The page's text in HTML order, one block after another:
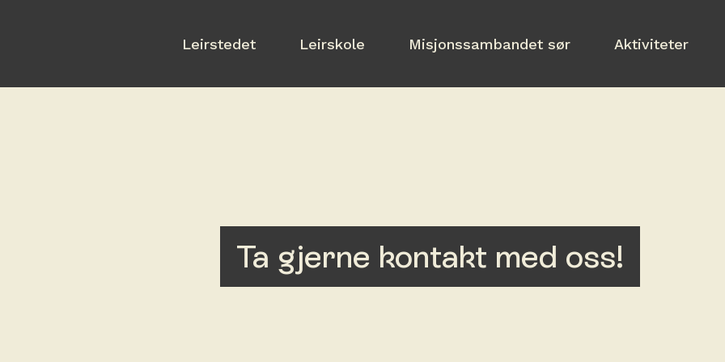
Leirstedet Leirskole Misjonssambandet sør Aktiviteter
Ta gjerne kontakt med oss!